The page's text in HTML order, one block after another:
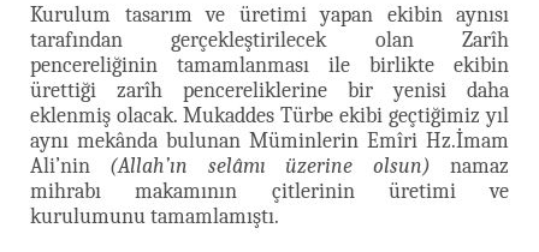
Kurulum tasarım ve üretimi yapan ekibin aynısı
tarafından gerçekleştirilecek olan Zarîh
pencereliğinin tamamlanması ile birlikte ekibin
ürettiği zarîh pencereliklerine bir yenisi daha
eklenmiş olacak. Mukaddes Türbe ekibi geçtiğimiz yıl
aynı mekânda bulunan Müminlerin Emîri Hz.İmam
Ali’nin (Allah’ın selâmı üzerine olsun) namaz
mihrabı makamının çitlerinin üretimi ve
kurulumunu tamamlamıştı.